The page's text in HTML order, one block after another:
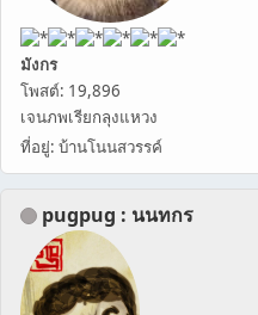
มังกร
โพสต์: 19,896
เจนภพเรียกลุงแหวง
ที่อยู่: บ้านโนนสวรรค์
pugpug : นนทกร